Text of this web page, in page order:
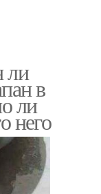
ли
в
ли
него